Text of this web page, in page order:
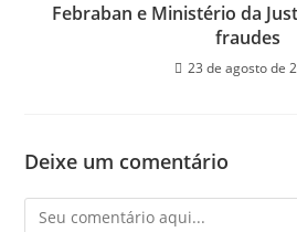
Febraban e Ministério da
fraudes
23 de agosto de
Deixe um comentário